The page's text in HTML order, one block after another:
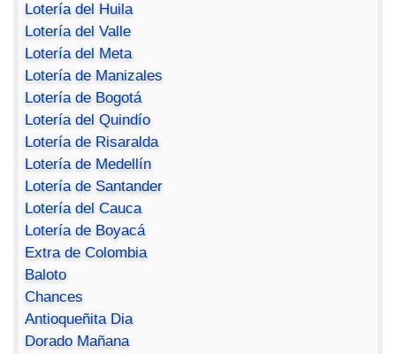
Lotería del Huila
Lotería del Valle
Lotería del Meta
Lotería de Manizales
Lotería de Bogotá
Lotería del Quindío
Lotería de Risaralda
Lotería de Medellín
Lotería de Santander
Lotería del Cauca
Lotería de Boyacá
Extra de Colombia
Baloto
Chances
Antioqueñita Dia
Dorado Mañana